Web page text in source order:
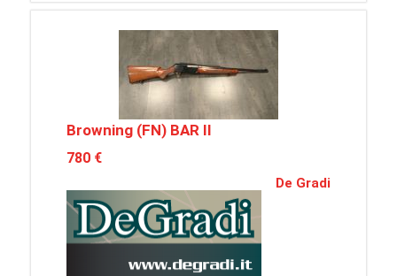
Browning (FN) BAR II
780 €
De Gradi